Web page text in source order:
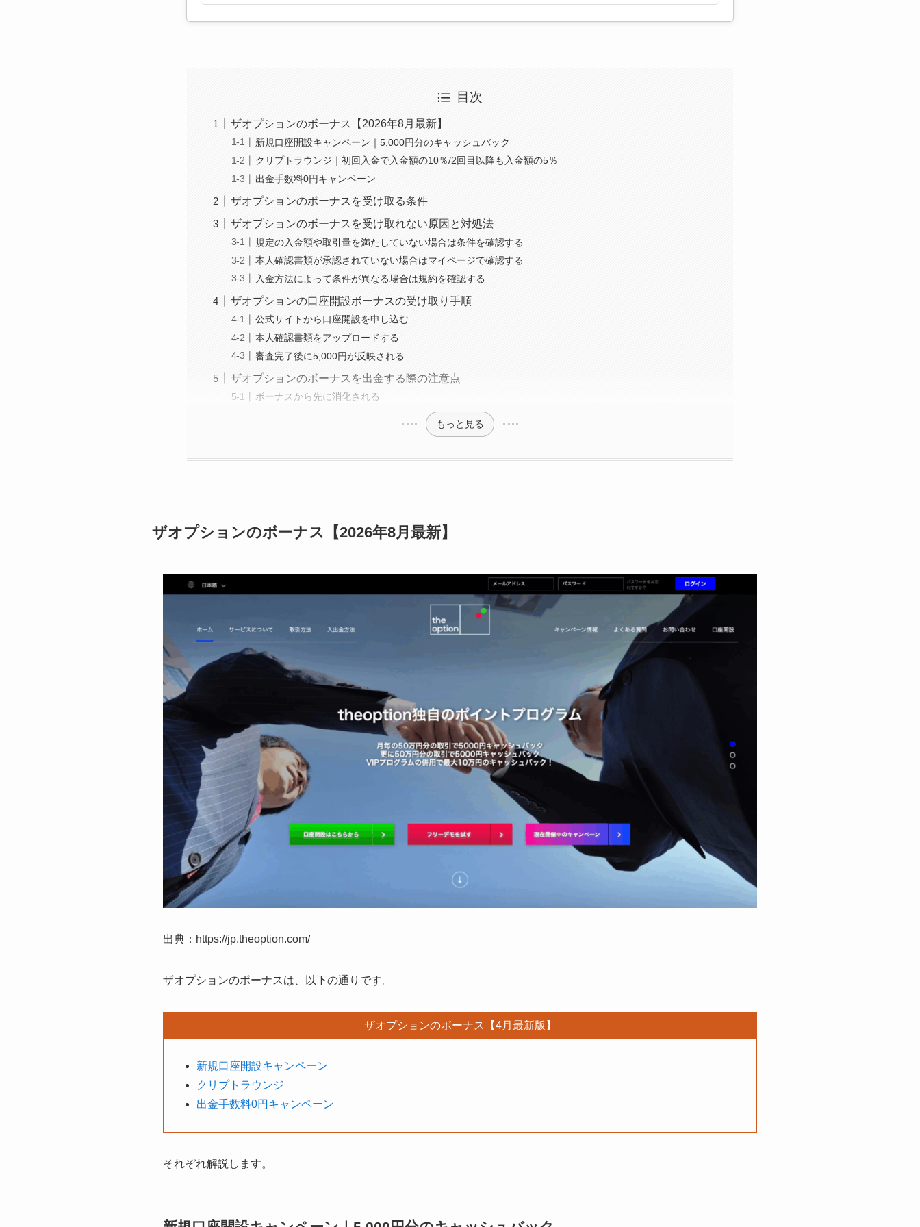
目次
ザオプションのボーナス【2026年8月最新】
新規口座開設キャンペーン｜5,000円分のキャッシュバック
クリプトラウンジ｜初回入金で入金額の10％/2回目以降も入金額の5％
出金手数料0円キャンペーン
ザオプションのボーナスを受け取る条件
ザオプションのボーナスを受け取れない原因と対処法
規定の入金額や取引量を満たしていない場合は条件を確認する
本人確認書類が承認されていない場合はマイページで確認する
入金方法によって条件が異なる場合は規約を確認する
ザオプションの口座開設ボーナスの受け取り手順
公式サイトから口座開設を申し込む
本人確認書類をアップロードする
審査完了後に5,000円が反映される
ザオプションのボーナスを出金する際の注意点
ボーナスから先に消化される
もっと見る
ザオプションのボーナス【2026年8月最新】
出典：https://jp.theoption.com/
ザオプションのボーナスは、以下の通りです。
ザオプションのボーナス【4月最新版】
新規口座開設キャンペーン
クリプトラウンジ
出金手数料0円キャンペーン
それぞれ解説します。